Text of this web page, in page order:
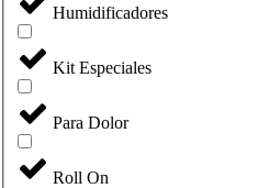
Humidificadores
Kit Especiales
Para Dolor
Roll On